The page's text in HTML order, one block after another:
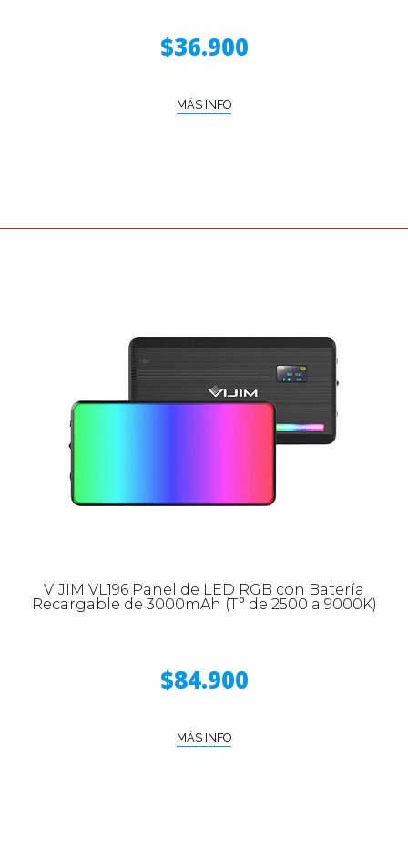
$36.900
MÁS INFO
VIJIM VL196 Panel de LED RGB con Batería
Recargable de 3000mAh (T° de 2500 a 9000K)
$84.900
MÁS INFO